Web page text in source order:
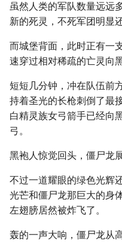
虽然人类的军队数量远远
新的死灵，不死军团明显
而城堡背面，此时正有一
速穿过相对稀疏的亡灵向
短短几分钟，冲在队伍前
持着圣光的长枪刺倒了最
白精灵族女弓箭手已经向
弓。
黑袍人惊觉回头，僵尸龙
不过一道耀眼的绿色光辉
光芒和僵尸龙那巨大的身
左翅膀居然被炸飞了。
轰的一声大响，僵尸龙从